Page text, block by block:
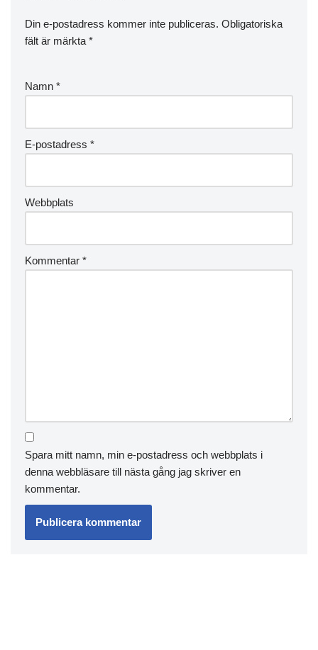
Din e-postadress kommer inte publiceras. Obligatoriska
fält är märkta *
Namn *
E-postadress *
Webbplats
Kommentar *
Spara mitt namn, min e-postadress och webbplats i
denna webbläsare till nästa gång jag skriver en
kommentar.